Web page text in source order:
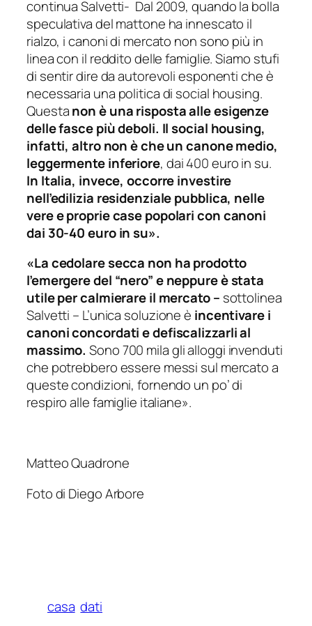
continua Salvetti- Dal 2009, quando la bolla
speculativa del mattone ha innescato il
rialzo, i canoni di mercato non sono più in
linea con il reddito delle famiglie. Siamo stufi
di sentir dire da autorevoli esponenti che è
necessaria una politica di social housing.
Questanon è una risposta alle esigenze
delle fasce più deboli. Il social housing,
infatti, altro non è che un canone medio,
leggermente inferiore, dai 400 euro in su.
In Italia, invece, occorre investire
nell’edilizia residenziale pubblica, nelle
vere e proprie case popolari con canoni
dai 30-40 euro in su».
«La cedolare secca non ha prodotto
l’emergere del “nero” e neppure è stata
utile per calmierare il mercato – sottolinea
Salvetti – L’unica soluzione è incentivare i
canoni concordati e defiscalizzarli al
massimo. Sono 700 mila gli alloggi invenduti
che potrebbero essere messi sul mercato a
queste condizioni, fornendo un po’ di
respiro alle famiglie italiane».
Matteo Quadrone
Foto di Diego Arbore
casa dati